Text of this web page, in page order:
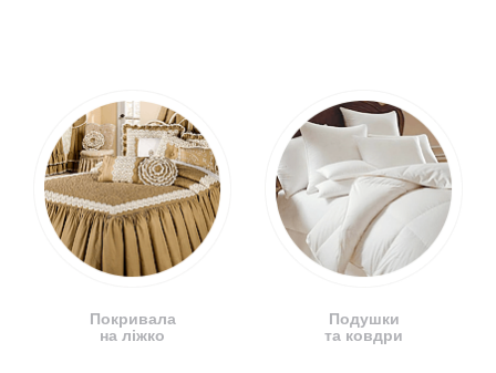
Покривала
на ліжко
Подушки
та ковдри